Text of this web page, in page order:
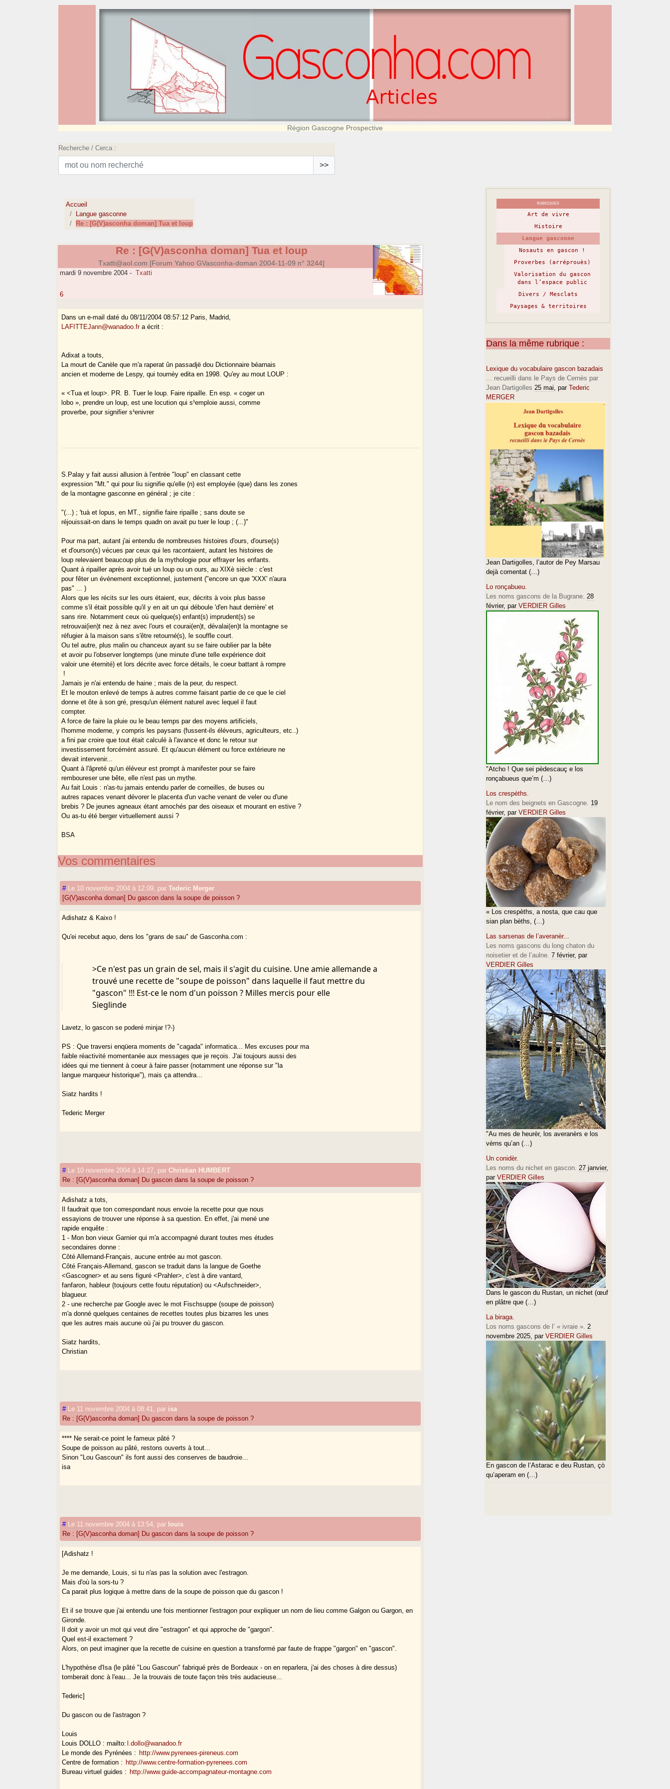
Région Gascogne Prospective
Recherche / Cerca :
>>
Accueil
Langue gasconne
Re : [G(V)asconha doman] Tua et loup
Re : [G(V)asconha doman] Tua et loup
Txatti@aol.com [Forum Yahoo GVasconha-doman 2004-11-09 n° 3244]
mardi 9 novembre 2004 - Txatti
6
Dans un e-mail daté du 08/11/2004 08:57:12 Paris, Madrid,
LAFITTEJann@wanadoo.fra écrit :
Adixat a touts,
La mourt de Canèle que m'a raperat ûn passadjë dou Dictionnaire béarnais
ancien et moderne de Lespy, qui tournèy edita en 1998. Qu'ey au mout LOUP :
« <Tua et loup>. PR. B. Tuer le loup. Faire ripaille. En esp. « coger un
lobo », prendre un loup, est une locution qui s¹emploie aussi, comme
proverbe, pour signifier s¹enivrer
S.Palay y fait aussi allusion à l'entrée "loup" en classant cette
expression "Mt." qui pour liu signifie qu'elle (n) est employée (que) dans les zones
de la montagne gasconne en général ; je cite :
"(...) ; 'tuà et lopus, en MT., signifie faire ripaille ; sans doute se
réjouissait-on dans le temps quadn on avait pu tuer le loup ; (...)"
Pour ma part, autant j'ai entendu de nombreuses histoires d'ours, d'ourse(s)
et d'ourson(s) vécues par ceux qui les racontaient, autant les histoires de
loup relevaient beaucoup plus de la mythologie pour effrayer les enfants.
Quant à ripailler après avoir tué un loup ou un ours, au XIXè siècle : c'est
pour fêter un événement exceptionnel, justement ("encore un que 'XXX' n'aura
pas" ... )
Alors que les récits sur les ours étaient, eux, décrits à voix plus basse
comme s'il était possible qu'il y en ait un qui déboule 'd'en haut derrière' et
sans rire. Notamment ceux où quelque(s) enfant(s) imprudent(s) se
retrouvai(ien)t nez à nez avec l'ours et courai(en)t, dévalai(en)t la montagne se
réfugier à la maison sans s'être retourné(s), le souffle court.
Ou tel autre, plus malin ou chanceux ayant su se faire oublier par la bête
et avoir pu l'observer longtemps (une minute d'une telle expérience doit
valoir une éternité) et lors décrite avec force détails, le coeur battant à rompre
!
Jamais je n'ai entendu de haine ; mais de la peur, du respect.
Et le mouton enlevé de temps à autres comme faisant partie de ce que le ciel
donne et ôte à son gré, presqu'un élément naturel avec lequel il faut
compter.
A force de faire la pluie ou le beau temps par des moyens artificiels,
l'homme moderne, y compris les paysans (fussent-ils éléveurs, agriculteurs, etc..)
a fini par croire que tout était calculé à l'avance et donc le retour sur
investissement forcémént assuré. Et qu'aucun élément ou force extérieure ne
devait intervenir...
Quant à l'âpreté qu'un éléveur est prompt à manifester pour se faire
remboureser une bête, elle n'est pas un mythe.
Au fait Louis : n'as-tu jamais entendu parler de corneilles, de buses ou
autres rapaces venant dévorer le placenta d'un vache venant de veler ou d'une
brebis ? De jeunes agneaux étant amochés par des oiseaux et mourant en estive ?
Ou as-tu été berger virtuellement aussi ?
BSA
Vos commentaires
# Le 10 novembre 2004 à 12:09 parTederic Merger
[G(V)asconha doman] Du gascon dans la soupe de poisson ?
Adishatz & Kaixo !
Qu'ei recebut aquo, dens los "grans de sau" de Gasconha.com :
>Ce n'est pas un grain de sel, mais il s'agit du cuisine. Une amie allemande a
trouvé une recette de "soupe de poisson" dans laquelle il faut mettre du
"gascon" !!! Est-ce le nom d'un poisson ? Milles mercis pour elle
Sieglinde
Lavetz, lo gascon se poderé minjar !?-)
PS : Que traversi enqüera moments de "cagada" informatica... Mes excuses pour ma
faible réactivité momentanée aux messages que je reçois. J'ai toujours aussi des
idées qui me tiennent à coeur à faire passer (notamment une réponse sur "la
langue marqueur historique"), mais ça attendra...
Siatz hardits !
Tederic Merger
# Le 10 novembre 2004 à 14:27 parChristian HUMBERT
Re : [G(V)asconha doman] Du gascon dans la soupe de poisson ?
Adishatz a tots,
Il faudrait que ton correspondant nous envoie la recette pour que nous
essayions de trouver une réponse à sa question. En effet, j'ai mené une
rapide enquête :
1 - Mon bon vieux Garnier qui m'a accompagné durant toutes mes études
secondaires donne :
Côté Allemand-Français, aucune entrée au mot gascon.
Côté Français-Allemand, gascon se traduit dans la langue de Goethe
<Gascogner> et au sens figuré <Prahler>, c'est à dire vantard,
fanfaron, hableur (toujours cette foutu réputation) ou <Aufschneider>,
blagueur.
2 - une recherche par Google avec le mot Fischsuppe (soupe de poisson)
m'a donné quelques centaines de recettes toutes plus bizarres les unes
que les autres mais aucune où j'ai pu trouver du gascon.
Siatz hardits,
Christian
# Le 11 novembre 2004 à 08:41 par isa
Re : [G(V)asconha doman] Du gascon dans la soupe de poisson ?
**** Ne serait-ce point le fameux pâté ?
Soupe de poisson au pâté, restons ouverts à tout...
Sinon "Lou Gascoun" ils font aussi des conserves de baudroie...
isa
# Le 11 novembre 2004 à 13:54 par louis
Re : [G(V)asconha doman] Du gascon dans la soupe de poisson ?
[Adishatz !
Je me demande, Louis, si tu n'as pas la solution avec l'estragon.
Mais d'où la sors-tu ?
Ca parait plus logique à mettre dans de la soupe de poisson que du gascon !
Et il se trouve que j'ai entendu une fois mentionner l'estragon pour expliquer un nom de lieu comme Galgon ou Gargon, en
Gironde.
Il doit y avoir un mot qui veut dire "estragon" et qui approche de "gargon".
Quel est-il exactement ?
Alors, on peut imaginer que la recette de cuisine en question a transformé par faute de frappe "gargon" en "gascon".
L'hypothèse d'Isa (le pâté "Lou Gascoun" fabriqué près de Bordeaux - on en reparlera, j'ai des choses à dire dessus)
tomberait donc à l'eau... Je la trouvais de toute façon très très audacieuse...
Tederic]
Du gascon ou de l'astragon ?
Louis
Louis DOLLO : mailto: l.dollo@wanadoo.fr
Le monde des Pyrénées : http://www.pyrenees-pireneus.com
Centre de formation : http://www.centre-formation-pyrenees.com
Bureau virtuel guides : http://www.guide-accompagnateur-montagne.com
RUBRIQUES
Art de vivre
Histoire
Langue gasconne
Nosauts en gascon !
Proverbes (arréprouès)
Valorisation du gascon
dans l’espace public
Divers / Mesclats
Paysages & territoires
Dans la même rubrique :
Lexique du vocabulaire gascon bazadais
... recueilli dans le Pays de Cernès par
Jean Dartigolles 25 mai, par Tederic
MERGER
Jean Dartigolles, l’autor de Pey Marsau
dejà comentat (…)
Lo ronçabueu.
Les noms gascons de la Bugrane. 28
février, par VERDIER Gilles
"Atcho ! Que sei pèdescauç e los
ronçabueus que’m (…)
Los crespèths.
Le nom des beignets en Gascogne. 19
février, par VERDIER Gilles
« Los crespèths, a nosta, que cau que
sian plan bèths, (…)
Las sarsenas de l’averanèr...
Les noms gascons du long chaton du
noisetier et de l’aulne. 7 février, par
VERDIER Gilles
"Au mes de heurèr, los averanèrs e los
vèrns qu’an (…)
Un conidèr.
Les noms du nichet en gascon. 27 janvier,
par VERDIER Gilles
Dans le gascon du Rustan, un nichet (œuf
en plâtre que (…)
La biraga.
Los noms gascons de l’ « ivraie ». 2
novembre 2025, par VERDIER Gilles
En gascon de l’Astarac e deu Rustan, çò
qu’aperam en (…)